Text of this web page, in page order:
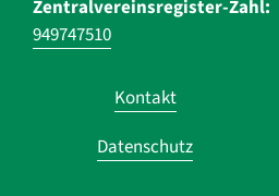
Zentralvereinsregister-Zahl:
949747510
Kontakt
Datenschutz